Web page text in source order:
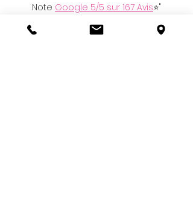
Note Google 5/5 sur 167 Avis⭐"